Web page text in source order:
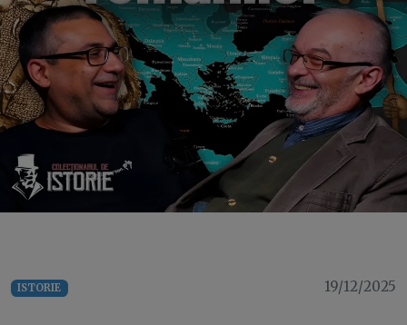
ISTORIE 19/12/2025